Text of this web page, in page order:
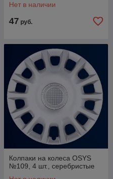
Нет в наличии
47 руб.
Колпаки на колеса OSYS
№109, 4 шт., серебристые